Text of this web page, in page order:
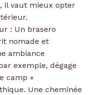
il vaut mieux opter
: Un brasero
nomade et
ambiance
exemple, dégage
camp »
Une cheminée